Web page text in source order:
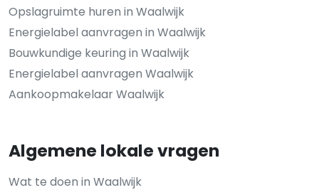
Opslagruimte huren in Waalwijk
Energielabel aanvragen in Waalwijk
Bouwkundige keuring in Waalwijk
Energielabel aanvragen Waalwijk
Aankoopmakelaar Waalwijk
Algemene lokale vragen
Wat te doen in Waalwijk